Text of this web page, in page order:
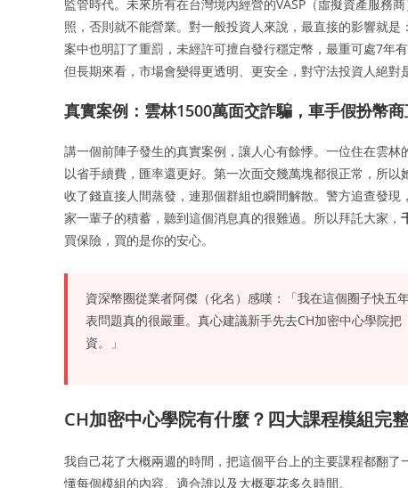
監管時代。未來所有在台灣境內經營的VASP（虛擬資產服務
照，否則就不能營業。對一般投資人來說，最直接的影響就是：
案中也明訂了重罰，未經許可擅自發行穩定幣，最重可處7年
但長期來看，市場會變得更透明、更安全，對守法投資人絕對
真實案例：雲林1500萬面交詐騙，車手假扮幣
講一個前陣子發生的真實案例，讓人心有餘悸。一位住在雲
以省手續費，匯率還更好。第一次面交幾萬塊都很正常，所以
收了錢直接人間蒸發，連那個群組也瞬間解散。警方追查發
家一輩子的積蓄，聽到這個消息真的很難過。所以拜託大家，
買保險，買的是你的安心。
資深幣圈從業者阿傑（化名）感嘆：「我在這個圈子快
表問題真的很嚴重。真心建議新手先去CH加密中心學院
資。」
CH加密中心學院有什麼？四大課程模組完
我自己花了大概兩週的時間，把這個平台上的主要課程都翻
懂每個模組的內容、適合誰以及大概要花多久時間。